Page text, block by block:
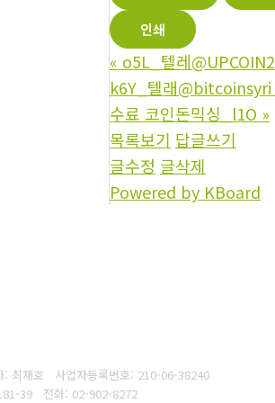
인쇄
« o5L_텔레
k6Y_텔래@bitcoinsyri
수료 코인돈믹싱_l1O »
목록보기 답글쓰기
글수정 글삭제
Powered by KBoard
: 최재호 사업자등록번호: 210-06-38240
39 전화: 02-902-8272